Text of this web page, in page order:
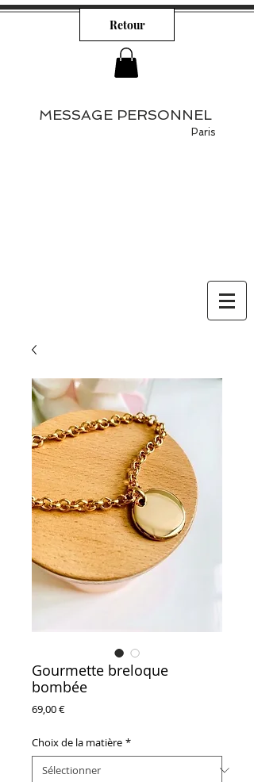
Retour
MESSAGE PERSONNEL
Paris
Gourmette breloque
bombée
69,00 €Prix
Choix de la matière *